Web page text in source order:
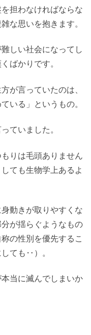
担わなければならな
な思いを抱きます。
しい社会になってし
ばかりです。
が言っていたのは、
いる」というもの。
ていました。
りは毛頭ありません
ても生物学上あるよ
動きが取りやすくな
が揺らぐようなもの
の性別を優先するこ
ても‥）。
当に滅んでしまいか